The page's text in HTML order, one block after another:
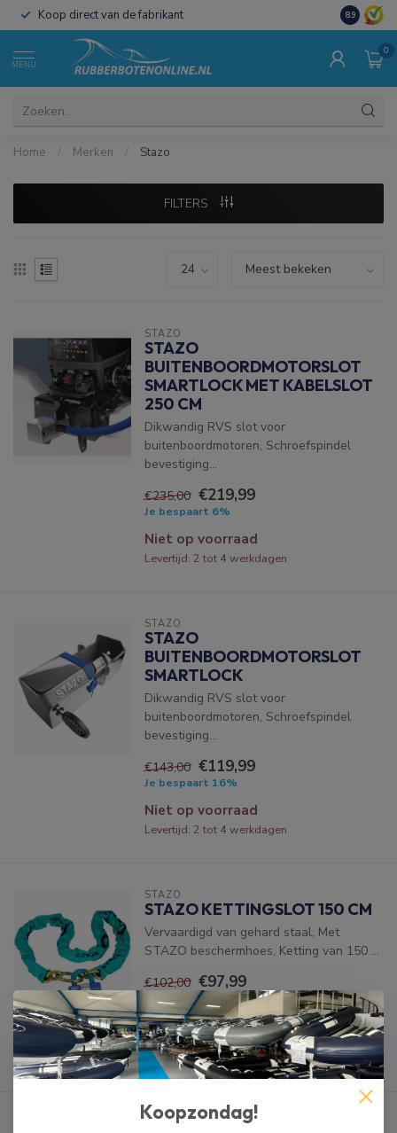
Koop direct van de fabrikant 8.9
MENU
0
Home / Merken / Stazo
FILTERS
STAZO
STAZO
BUITENBOORDMOTORSLOT
SMARTLOCK MET KABELSLOT
250 CM
Dikwandig RVS slot voor
buitenboordmotoren, Schroefspindel
bevestiging...
€235,00 €219,99
Je bespaart 6%
Niet op voorraad
Levertijd: 2 tot 4 werkdagen
STAZO
STAZO
BUITENBOORDMOTORSLOT
SMARTLOCK
Dikwandig RVS slot voor
buitenboordmotoren, Schroefspindel
bevestiging...
€143,00 €119,99
Je bespaart 16%
Niet op voorraad
Levertijd: 2 tot 4 werkdagen
STAZO
STAZO KETTINGSLOT 150 CM
Vervaardigd van gehard staal, Met
STAZO beschermhoes, Ketting van 150 ...
€102,00 €97,99
Je bespaart 4%
Op voorraad
Voor 23:59 besteld, volgende
werkdag in huis!
STAZO
Koopzondag!